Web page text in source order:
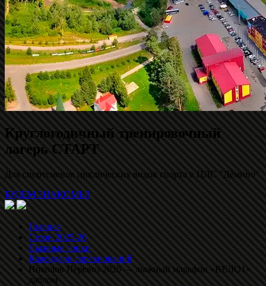
Круглогодичный тренировочный
лагерь СТАРТ
Для спортсменов циклических видов спорта в ЦЛС "Дёмино"
БУДЕМ ЗНАКОМЫ!
Главная
Сезон 2025-26
Лыжные гонки
Календари соревнований
Николов Перевоз 2026 — лыжный марафон «ВЕЛО1»
даблом